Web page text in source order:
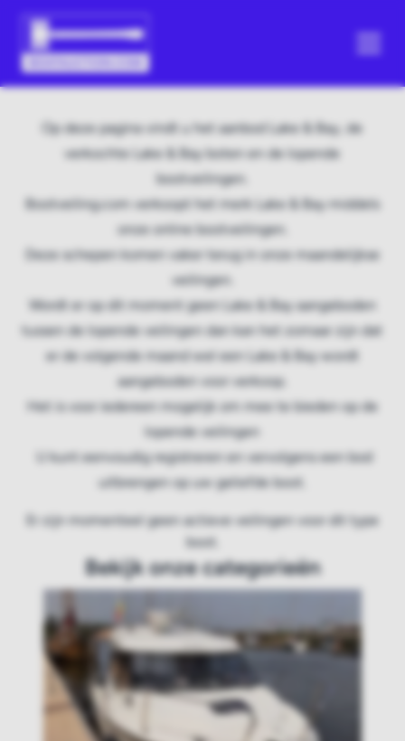
Op deze pagina vindt u het aanbod Lake & Bay, de
verkochte Lake & Bay boten en de lopende
bootveilingen.
Bootveiling.com verkoopt het merk Lake & Bay middels
onze online bootveilingen.
Deze schepen komen vaker terug in onze maandelijkse
veilingen.
Wordt er op dit moment geen Lake & Bay aangeboden
tussen de lopende veilingen dan kan het zomaar zijn dat
er de volgende maand wel een Lake & Bay wordt
aangeboden voor verkoop.
Het is voor iedereen mogelijk om mee te bieden op de
lopende veilingen
U kunt eenvoudig registreren en vervolgens een bod
uitbrengen op uw geliefde boot.
Er zijn momenteel geen actieve veilingen voor dit type
boot.
Bekijk onze categorieën